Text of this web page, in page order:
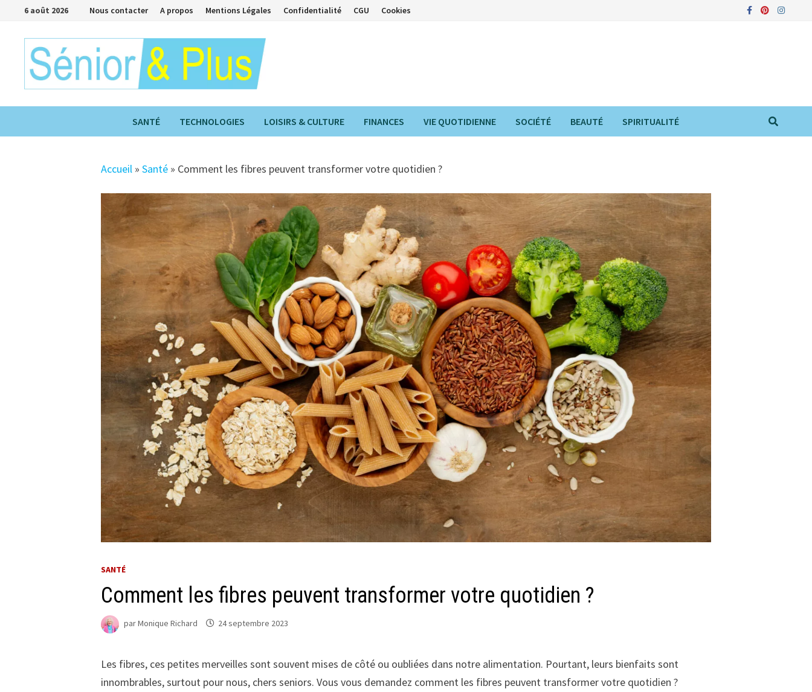
Passer
contenu
6 août 2026 Nous contacter A propos Mentions Légales Confidentialité CGU Cookies
SANTÉ TECHNOLOGIES LOISIRS & CULTURE FINANCES VIE QUOTIDIENNE SOCIÉTÉ BEAUTÉ SPIRITUALITÉ
Accueil» Santé» Comment les fibres peuvent transformer votre quotidien ?
SANTÉ
Comment les fibres peuvent transformer votre quotidien ?
parMonique Richard 24 septembre 2023
Les fibres, ces petites merveilles sont souvent mises de côté ou oubliées dans notre alimentation. Pourtant, leurs bienfaits sont
innombrables, surtout pour nous, chers seniors. Vous vous demandez comment les fibres peuvent transformer votre quotidien ?